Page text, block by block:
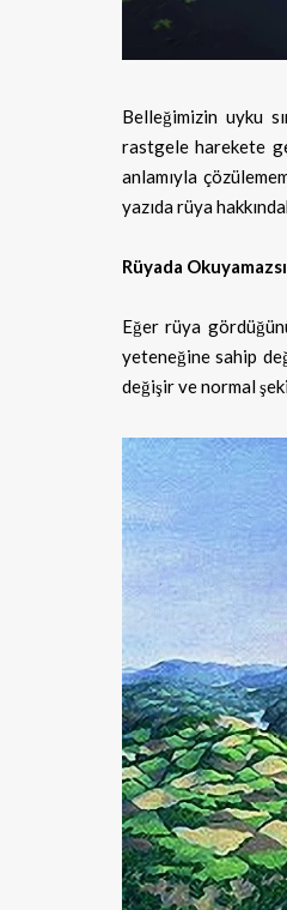
Belleğimizin uyku
rastgele harekete
anlamıyla
yazıda rüya
Rüyada
Eğer rüya
yeteneğine sahip
değişir ve normal